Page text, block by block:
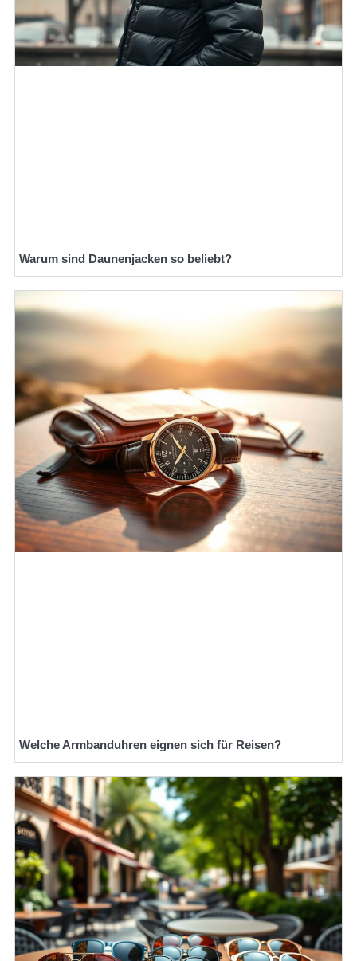
Warum sind Daunenjacken so beliebt?
Welche Armbanduhren eignen sich für Reisen?